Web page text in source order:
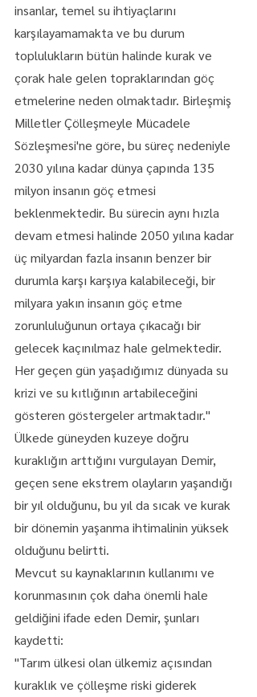
insanlar, temel su ihtiyaçlarını
karşılayamamakta ve bu durum
toplulukların bütün halinde kurak ve
çorak hale gelen topraklarından göç
etmelerine neden olmaktadır. Birleşmiş
Milletler Çölleşmeyle Mücadele
Sözleşmesi'ne göre, bu süreç nedeniyle
2030 yılına kadar dünya çapında 135
milyon insanın göç etmesi
beklenmektedir. Bu sürecin aynı hızla
devam etmesi halinde 2050 yılına kadar
üç milyardan fazla insanın benzer bir
durumla karşı karşıya kalabileceği, bir
milyara yakın insanın göç etme
zorunluluğunun ortaya çıkacağı bir
gelecek kaçınılmaz hale gelmektedir.
Her geçen gün yaşadığımız dünyada su
krizi ve su kıtlığının artabileceğini
gösteren göstergeler artmaktadır."
Ülkede güneyden kuzeye doğru
kuraklığın arttığını vurgulayan Demir,
geçen sene ekstrem olayların yaşandığı
bir yıl olduğunu, bu yıl da sıcak ve kurak
bir dönemin yaşanma ihtimalinin yüksek
olduğunu belirtti.
Mevcut su kaynaklarının kullanımı ve
korunmasının çok daha önemli hale
geldiğini ifade eden Demir, şunları
kaydetti:
"​Tarım ülkesi olan ülkemiz açısından
kuraklık ve çölleşme riski giderek